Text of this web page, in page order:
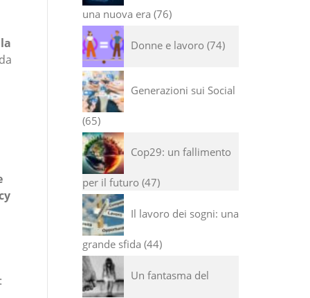
una nuova era 76
Donne e lavoro 74
Generazioni sui Social
65
Cop29: un fallimento
per il futuro 47
Il lavoro dei sogni: una
grande sfida 44
Un fantasma del